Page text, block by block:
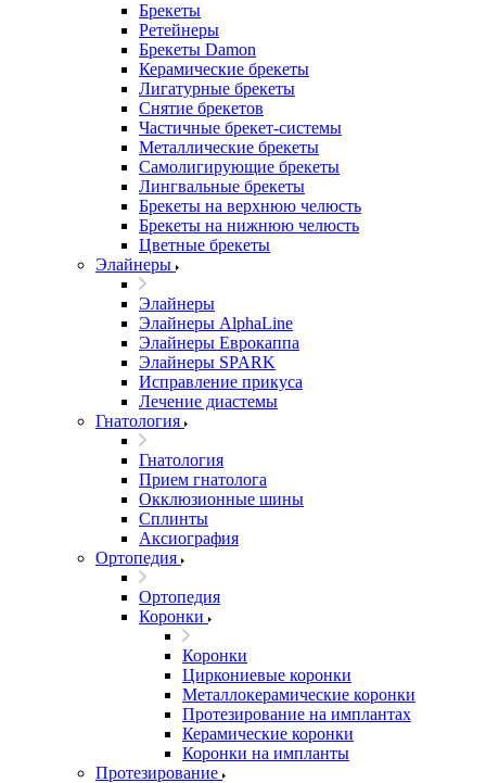
Брекеты
Ретейнеры
Брекеты Damon
Керамические брекеты
Лигатурные брекеты
Снятие брекетов
Частичные брекет-системы
Металлические брекеты
Самолигирующие брекеты
Лингвальные брекеты
Брекеты на верхнюю челюсть
Брекеты на нижнюю челюсть
Цветные брекеты
Элайнеры
Элайнеры
Элайнеры AlphaLine
Элайнеры Еврокаппа
Элайнеры SPARK
Исправление прикуса
Лечение диастемы
Гнатология
Гнатология
Прием гнатолога
Окклюзионные шины
Сплинты
Аксиография
Ортопедия
Ортопедия
Коронки
Коронки
Циркониевые коронки
Металлокерамические коронки
Протезирование на имплантах
Керамические коронки
Коронки на импланты
Протезирование